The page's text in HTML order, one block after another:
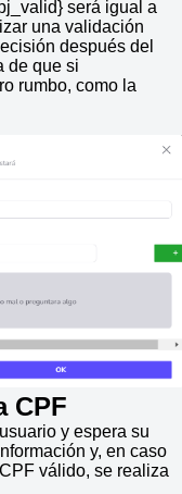
será igual a
una validación
después del
de que si
rumbo, como la
CPF
y espera su
y, en caso
válido, se realiza